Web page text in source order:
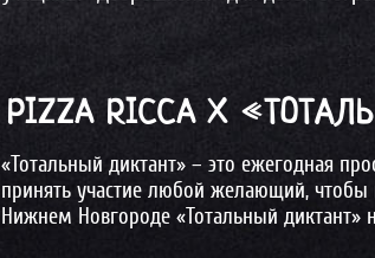
PIZZA RICCA Х
«Тотальный диктант» – это ежегодная
принять участие любой желающий, чтобы
Нижнем Новгороде «Тотальный диктант»